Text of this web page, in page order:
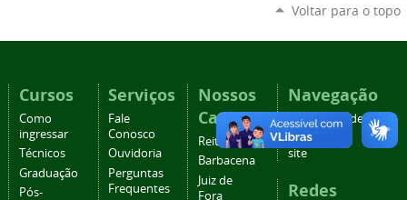
Voltar para o topo
Cursos
Como
ingressar
Técnicos
Graduação
Pós-
Serviços
Fale
Conosco
Ouvidoria
Perguntas
Frequentes
Nossos
Campi
Reitoria
Barbacena
Juiz de
Fora
Navegação
Acessibilidade
Mapa do
site
Redes